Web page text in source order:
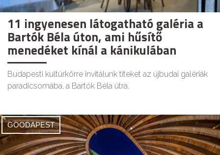
11 ingyenesen látogatható galéria a
Bartók Béla úton, ami hűsítő
menedéket kínál a kánikulában
Budapesti kultúrkörre invitálunk titeket az újbudai galériák
paradicsomába, a Bartók Béla útra.
GOODAPEST